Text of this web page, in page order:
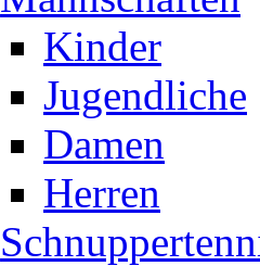
Kinder
Jugendliche
Damen
Herren